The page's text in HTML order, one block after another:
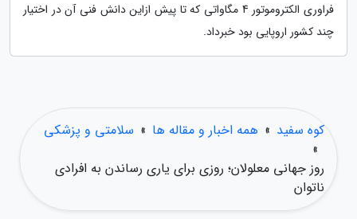
فراوری الکتروموتور 4 مگاواتی که تا پیش ازاین دانش فنی آن در اختیار
چند کشور اروپایی بود خبرداد.
کوه سفید » همه اخبار و مقاله ها » سلامتی و پزشکی
»
روز جهانی معلولان؛ روزی برای یاری رساندن به افرادی
ناتوان